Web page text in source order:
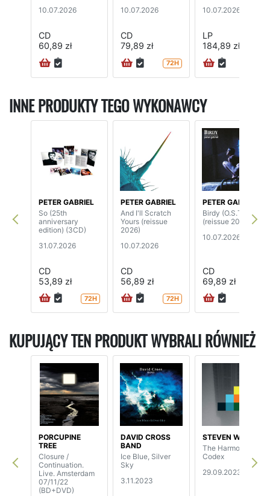
10.07.2026
CD
60,89 zł
10.07.2026
CD
79,89 zł
72H
10.07.2026
LP
184,89 zł
INNE PRODUKTY TEGO WYKONAWCY
PETER GABRIEL
So (25th
anniversary
edition) (3CD)
31.07.2026
CD
53,89 zł
72H
PETER GABRIEL
And I'll Scratch
Yours (reissue
2026)
10.07.2026
CD
56,89 zł
72H
PETER GABRIEL
Birdy (O.S.T.)
(reissue 2026)
10.07.2026
CD
69,89 zł
KUPUJĄCY TEN PRODUKT WYBRALI RÓWNIEŻ
PORCUPINE
TREE
Closure /
Continuation.
Live. Amsterdam
07/11/22
(BD+DVD)
DAVID CROSS
BAND
Ice Blue, Silver
Sky
3.11.2023
STEVEN WILSON
The Harmony
Codex
29.09.2023